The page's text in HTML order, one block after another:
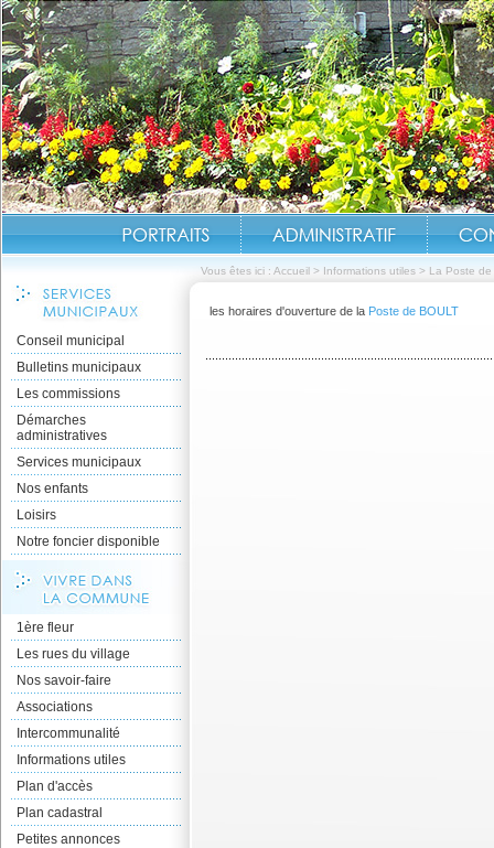
Vous êtes ici : Accueil > Informations utiles > La Poste de
Conseil municipal
Bulletins municipaux
Les commissions
Démarches
administratives
Services municipaux
Nos enfants
Loisirs
Notre foncier disponible
1ère fleur
Les rues du village
Nos savoir-faire
Associations
Intercommunalité
Informations utiles
Plan d'accès
Plan cadastral
Petites annonces
les horaires d'ouverture de la Poste de BOULT